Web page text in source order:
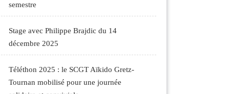
semestre
Stage avec Philippe Brajdic du 14
décembre 2025
Téléthon 2025 : le SCGT Aïkido Gretz-
Tournan mobilisé pour une journée